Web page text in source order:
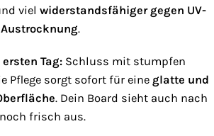
viel widerstandsfähiger gegen UV-
.
Tag: Schluss mit stumpfen
Pflege sorgt sofort für eine glatte und
. Dein Board sieht auch nach
frisch aus.